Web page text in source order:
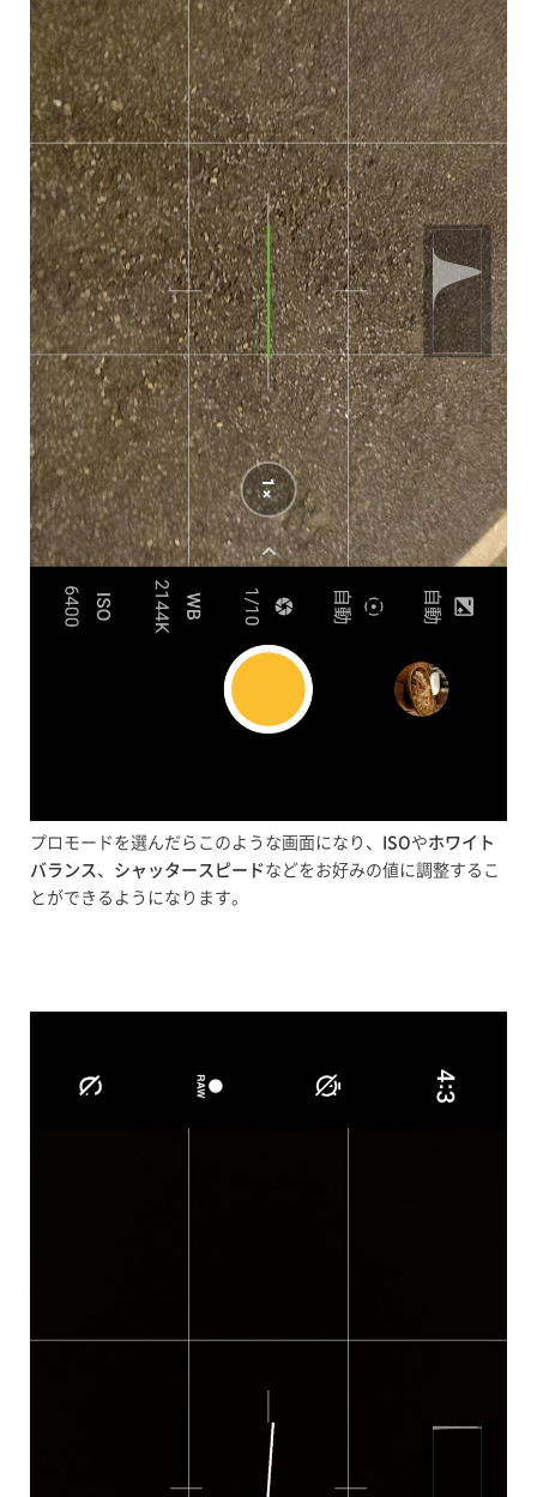
プロモードを選んだらこのような画面になり、 ISOやホワイト
バランス 、 シャッタースピード などをお好みの値に調整するこ
とができるようになります。